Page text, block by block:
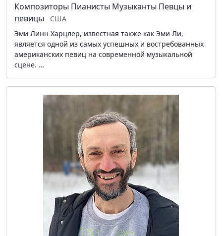
Композиторы Пианисты Музыканты Певцы и
певицы
США
Эми Линн Харцлер, известная также как Эми Ли,
является одной из самых успешных и востребованных
американских певиц на современной музыкальной
сцене. …